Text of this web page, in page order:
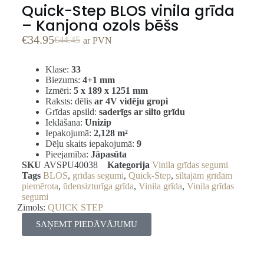
Quick-Step BLOS vinila grīda
– Kanjona ozols bēšs
€44.45
€34.95 ar PVN
Klase: 33
Biezums: 4+1 mm
Izmēri: 5 x 189 x 1251 mm
Raksts: dēlis ar 4V vidēju gropi
Grīdas apsild: saderīgs ar silto grīdu
Ieklāšana: Unizip
Iepakojumā: 2,128 m²
Dēļu skaits iepakojumā: 9
Pieejamība: Jāpasūta
SKU AVSPU40038 Kategorija Vinila grīdas segumi
Tags BLOS, grīdas segumi, Quick-Step, siltajām grīdām
piemērota, ūdensizturīga grīda, Vinila grīda, Vinila grīdas
segumi
Zīmols: QUICK STEP
SAŅEMT PIEDĀVĀJUMU